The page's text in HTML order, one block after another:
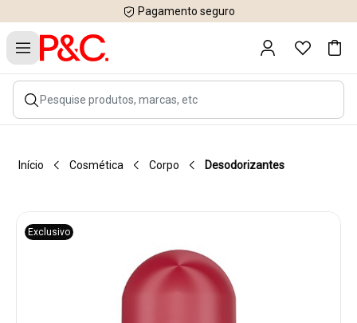
Pagamento seguro
Início Cosmética Corpo Desodorizantes
Exclusivo